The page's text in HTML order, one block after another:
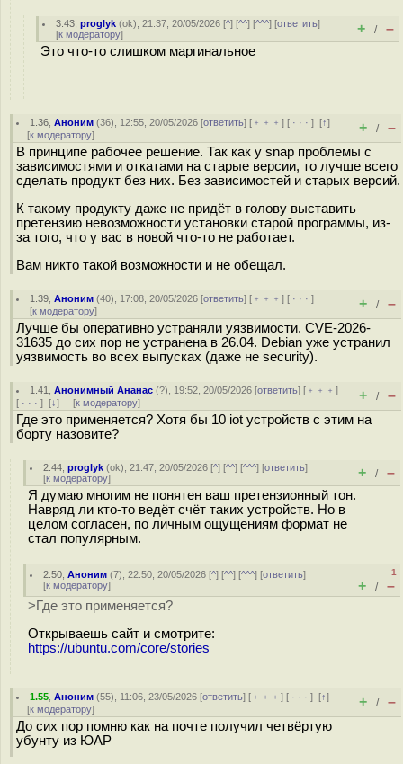
3.43 ,proglyk (ok), 21:37, 20/05/2026 [^] [^^] [^^^] [ответить]
[к модератору] + / –
Это что-то слишком маргинальное
1.36 ,Аноним (36), 12:55, 20/05/2026 [ответить] [ ﹢﹢﹢] [ · · ·][↑]
[к модератору] + / –
В принципе рабочее решение. Так как у snap проблемы с
зависимостями и откатами на старые версии, то лучше всего
сделать продукт без них. Без зависимостей и старых версий.
К такому продукту даже не придёт в голову выставить
претензию невозможности установки старой программы, из-
за того, что у вас в новой что-то не работает.
Вам никто такой возможности и не обещал.
1.39 ,Аноним (40), 17:08, 20/05/2026 [ответить] [ ﹢﹢﹢] [ · · ·]
[к модератору] + / –
Лучше бы оперативно устраняли уязвимости. CVE-2026-
31635 до сих пор не устранена в 26.04. Debian уже устранил
уязвимость во всех выпусках (даже не security).
1.41 ,Анонимный Ананас (?), 19:52, 20/05/2026 [ответить] [ ﹢﹢﹢]
[ · · · ] [↓] [к модератору] + / –
Где это применяется? Хотя бы 10 iot устройств с этим на
борту назовите?
2.44 ,proglyk (ok), 21:47, 20/05/2026 [^] [^^] [^^^] [ответить]
[к модератору] + / –
Я думаю многим не понятен ваш претензионный тон.
Навряд ли кто-то ведёт счёт таких устройств. Но в
целом согласен, по личным ощущениям формат не
стал популярным.
2.50 ,Аноним (7), 22:50, 20/05/2026 [^] [^^] [^^^] [ответить]
[к модератору]
–1
+ / –
>Где это применяется?
Открываешь сайт и смотрите:
https://ubuntu.com/core/stories
1.55 ,Аноним (55), 11:06, 23/05/2026 [ответить] [ ﹢﹢﹢] [ · · ·][↑]
[к модератору] + / –
До сих пор помню как на почте получил четвёртую
убунту из ЮАР